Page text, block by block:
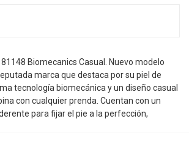
Biomecanics Casual. Nuevo modelo
marca que destaca por su piel de
tecnología biomecánica y un diseño casual
con cualquier prenda. Cuentan con un
para fijar el pie a la perfección,